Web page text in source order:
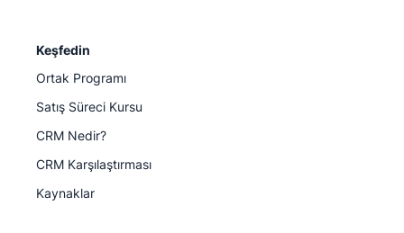
Keşfedin
Ortak Programı
Satış Süreci Kursu
CRM Nedir?
CRM Karşılaştırması
Kaynaklar